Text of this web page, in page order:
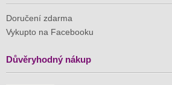
Doručení zdarma
Vykupto na Facebooku
Důvěryhodný nákup